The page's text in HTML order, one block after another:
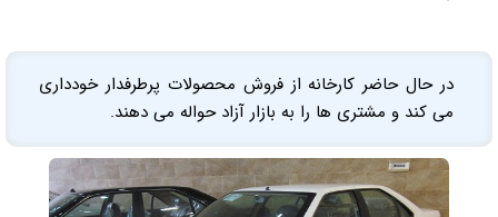
در حال حاضر کارخانه از فروش محصولات پرطرفدار خودداری
می کند و مشتری ها را به بازار آزاد حواله می دهند.